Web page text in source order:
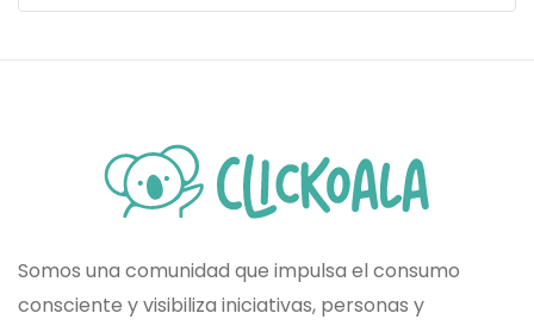
Somos una comunidad que impulsa el consumo
consciente y visibiliza iniciativas, personas y